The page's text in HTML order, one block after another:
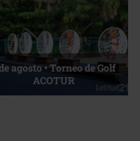
La esencia del servicio